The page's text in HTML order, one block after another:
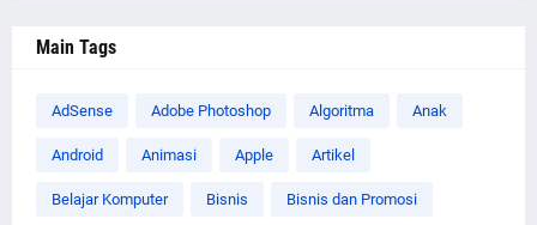
Main Tags
AdSense Adobe Photoshop Algoritma Anak
Android Animasi Apple Artikel
Belajar Komputer Bisnis Bisnis dan Promosi